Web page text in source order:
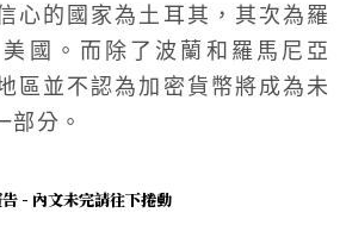
心的國家為土耳其，其次為羅
國。而除了波蘭和羅馬尼亞
區並不認為加密貨幣將成為未
部分。
- 內文未完請往下捲動